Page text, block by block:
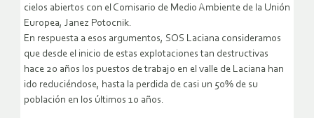
cielos abiertos con el Comisario de Medio Ambiente de la Unión
Europea, Janez Potocnik.
En respuesta a esos argumentos, SOS Laciana consideramos
que desde el inicio de estas explotaciones tan destructivas
hace 20 años los puestos de trabajo en el valle de Laciana han
ido reduciéndose, hasta la perdida de casi un 50% de su
población en los últimos 10 años.